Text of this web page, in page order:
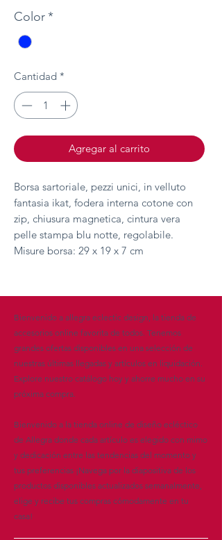
Color*
Cantidad *
Agregar al carrito
Borsa sartoriale, pezzi unici, in velluto
fantasia ikat, fodera interna cotone con
zip, chiusura magnetica, cintura vera
pelle stampa blu notte, regolabile.
Misure borsa: 29 x 19 x 7 cm
Bienvenido a allegra eclectic design, la tienda de
accesorios online favorita de todos. Tenemos
grandes ofertas disponibles en una selección de
nuestras últimas llegadas y artículos en liquidación.
Explore nuestro catálogo hoy y ahorre mucho en su
próxima compra.
Bienvenido a la tienda online de diseño ecléctico
de Allegra donde cada artículo es elegido con mimo
y dedicación entre las tendencias del momento y
tus preferencias ¡Navega por la diapositiva de los
productos disponibles actualizados semanalmente,
elige y recibe tus compras cómodamente en tu
casa!